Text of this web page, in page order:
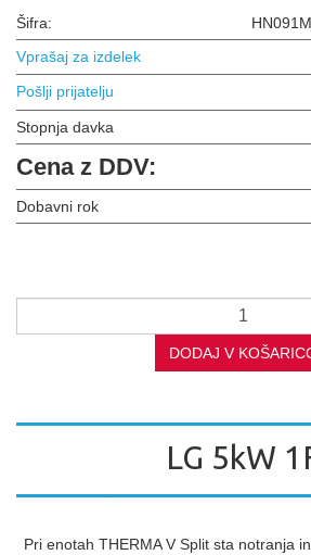
Šifra:
Vprašaj za izdelek
Pošlji prijatelju
Stopnja davka
Cena z DDV:
Dobavni rok
DODAJ V
LG 5kW
Pri enotah THERMA V Split sta notranja